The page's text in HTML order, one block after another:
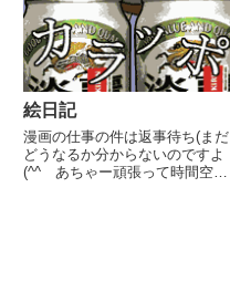
絵日記
漫画の仕事の件は返事待ち(まだ
どうなるか分からないのですよ
(^^ゞあちゃー頑張って時間空け